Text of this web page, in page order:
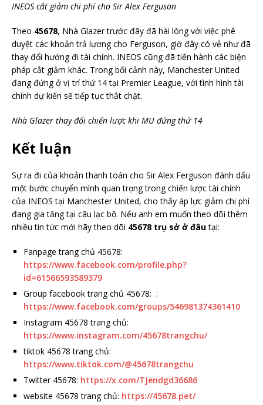
INEOS cắt giảm chi phí cho Sir Alex Ferguson
Theo 45678, Nhà Glazer trước đây đã hài lòng với việc phê
duyệt các khoản trả lương cho Ferguson, giờ đây có vẻ như đã
thay đổi hướng đi tài chính. INEOS cũng đã tiến hành các biện
pháp cắt giảm khác. Trong bối cảnh này, Manchester United
đang đứng ở vị trí thứ 14 tại Premier League, với tình hình tài
chính dự kiến sẽ tiếp tục thắt chặt.
Nhà Glazer thay đổi chiến lược khi MU đứng thứ 14
Kết luận
Sự ra đi của khoản thanh toán cho Sir Alex Ferguson đánh dấu
một bước chuyển mình quan trọng trong chiến lược tài chính
của INEOS tại Manchester United, cho thấy áp lực giảm chi phí
đang gia tăng tại câu lạc bộ. Nếu anh em muốn theo dõi thêm
nhiều tin tức mới hãy theo dõi 45678 trụ sở ở đâutại:
Fanpage trang chủ 45678:
https://www.facebook.com/profile.php?
id=61566593589379
Group facebook trang chủ 45678: :
https://www.facebook.com/groups/546981374361410
Instagram 45678 trang chủ:
https://www.instagram.com/45678trangchu/
tiktok 45678 trang chủ:
https://www.tiktok.com/@45678trangchu
Twitter 45678: https://x.com/TJendgd36686
website 45678 trang chủ: https://45678.pet/